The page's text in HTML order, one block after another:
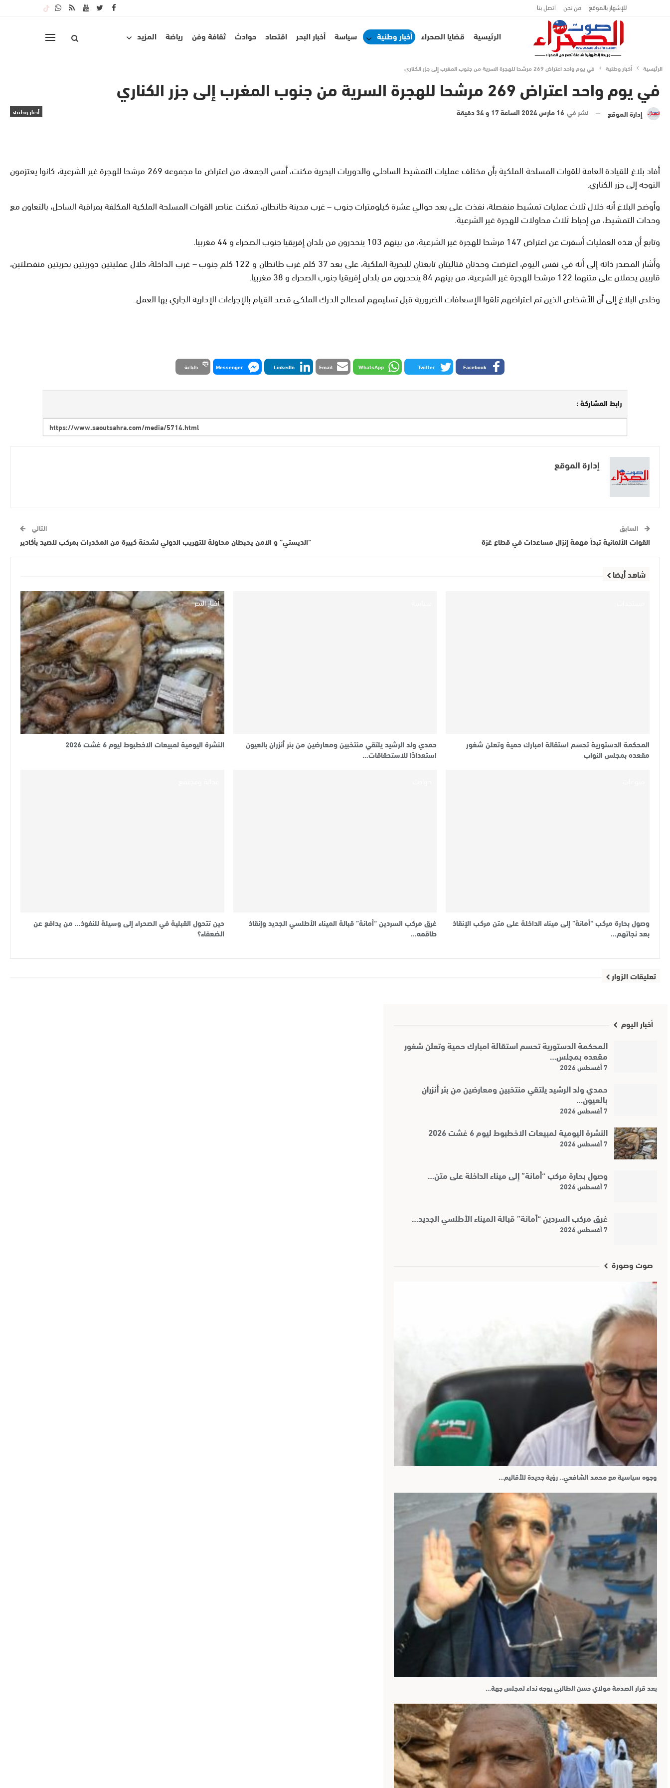
للإشهار بالموقع من نحن اتصل بنا
الرئيسية قضايا الصحراء أخبار وطنية سياسة أخبار البحر اقتصاد حوادث ثقافة وفن رياضة المزيد
الرئيسية أخبار وطنية في يوم واحد اعتراض 269 مرشحا للهجرة السرية من جنوب المغرب إلى جزر الكناري
في يوم واحد اعتراض 269 مرشحا للهجرة السرية من جنوب المغرب إلى جزر الكناري
أخبار وطنية إدارة الموقع نشر في 16 مارس 2024 الساعة 17 و 34 دقيقة
أفاد بلاغ للقيادة العامة للقوات المسلحة الملكية بأن مختلف عمليات التمشيط الساحلي والدوريات البحرية مكنت، أمس الجمعة، من اعتراض ما مجموعه 269 مرشحا للهجرة غير الشرعية، كانوا يعتزمون
التوجه إلى جزر الكناري.
وأوضح البلاغ أنه خلال ثلاث عمليات تمشيط منفصلة، نفذت على بعد حوالي عشرة كيلومترات جنوب – غرب مدينة طانطان، تمكنت عناصر القوات المسلحة الملكية المكلفة بمراقبة الساحل، بالتعاون مع
وحدات التمشيط، من إحباط ثلاث محاولات للهجرة غير الشرعية.
وتابع أن هذه العمليات أسفرت عن اعتراض 147 مرشحا للهجرة غير الشرعية، من بينهم 103 ينحدرون من بلدان إفريقيا جنوب الصحراء و 44 مغربيا.
وأشار المصدر ذاته إلى أنه في نفس اليوم، اعترضت وحدتان قتاليتان تابعتان للبحرية الملكية، على بعد 37 كلم غرب طانطان و 122 كلم جنوب – غرب الداخلة، خلال عمليتين دوريتين بحريتين منفصلتين،
قاربين يحملان على متنهما 122 مرشحا للهجرة غير الشرعية، من بينهم 84 ينحدرون من بلدان إفريقيا جنوب الصحراء و 38 مغربيا.
وخلص البلاغ إلى أن الأشخاص الذين تم اعتراضهم تلقوا الإسعافات الضرورية قبل تسليمهم لمصالح الدرك الملكي قصد القيام بالإجراءات الإدارية الجاري بها العمل.
Facebook
Twitter
WhatsApp
Email
LinkedIn
Messenger طباعة
رابط المشاركة :
إدارة الموقع
السابق
القوات الألمانية تبدأ مهمة إنزال مساعدات في قطاع غزة
التالي
“الديستي” و الامن يحبطان محاولة للتهريب الدولي لشحنة كبيرة من المخدرات بمركب للصيد بأكادير
شاهد أيضا
المحكمة الدستورية تحسم استقالة امبارك حمية وتعلن شغور
مقعده بمجلس النواب
حمدي ولد الرشيد يلتقي منتخبين ومعارضين من بئر أنزران بالعيون
استعدادًا للاستحقاقات…
أخبار البحر
النشرة اليومية لمبيعات الاخطبوط ليوم 6 غشت 2026
وصول بحارة مركب “أمانة” إلى ميناء الداخلة على متن مركب الإنقاذ
بعد نجاتهم…
غرق مركب السردين “أمانة” قبالة الميناء الأطلسي الجديد وإنقاذ
طاقمه…
حين تتحول القبلية في الصحراء إلى وسيلة للنفوذ… من يدافع عن
الضعفاء؟
تعليقات الزوار
أخبار اليوم
المحكمة الدستورية تحسم استقالة امبارك حمية وتعلن شغور
مقعده بمجلس…
7 أغسطس 2026
حمدي ولد الرشيد يلتقي منتخبين ومعارضين من بئر أنزران
بالعيون…
7 أغسطس 2026
النشرة اليومية لمبيعات الاخطبوط ليوم 6 غشت 2026
7 أغسطس 2026
وصول بحارة مركب “أمانة” إلى ميناء الداخلة على متن…
7 أغسطس 2026
غرق مركب السردين “أمانة” قبالة الميناء الأطلسي الجديد…
7 أغسطس 2026
صوت وصورة
وجوه سياسية مع محمد الشافعي.. رؤية جديدة للأقاليم…
بعد قرار الصدمة مولاي حسن الطالبي يوجه نداء لمجلس جهة…